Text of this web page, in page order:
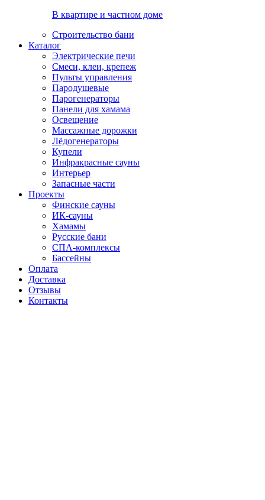
В квартире и частном доме
Строительство бани
Каталог
Электрические печи
Смеси, клеи, крепеж
Пульты управления
Пародушевые
Парогенераторы
Панели для хамама
Освещение
Массажные дорожки
Лёдогенераторы
Купели
Инфракрасные сауны
Интерьер
Запасные части
Проекты
Финские сауны
ИК-сауны
Хамамы
Русские бани
СПА-комплексы
Бассейны
Оплата
Доставка
Отзывы
Контакты